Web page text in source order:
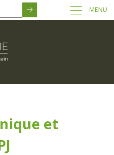
MENU
et